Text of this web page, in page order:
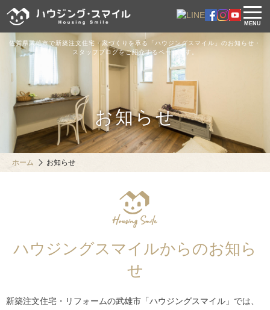
佐賀県武雄市で新築注文住宅・家づくりを承る「ハウジングスマイル」のお知らせ・
スタッフブログをご紹介するページです。
お知らせ
MENU
ホーム お知らせ
ハウジングスマイルからのお知ら
せ
新築注文住宅・リフォームの武雄市「ハウジングスマイル」では、